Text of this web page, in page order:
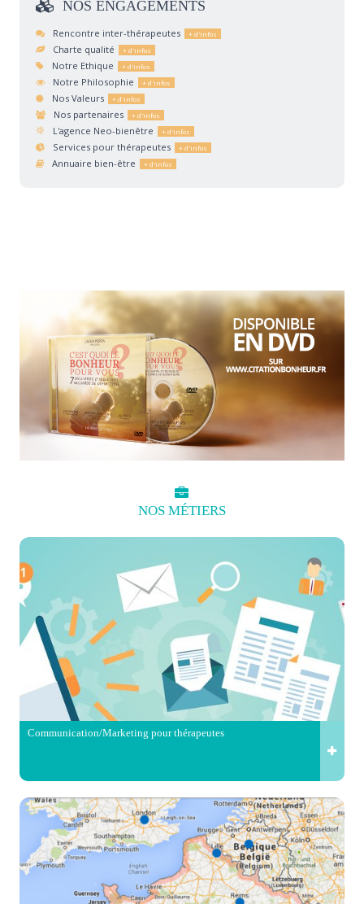
NOS ENGAGEMENTS
Rencontre inter-thérapeutes
Charte qualité
Notre Ethique
Notre Philosophie
Nos Valeurs
Nos partenaires
L'agence Neo-bienêtre
Services pour thérapeutes
Annuaire bien-être
NOS MÉTIERS
Communication/Marketing pour thérapeutes